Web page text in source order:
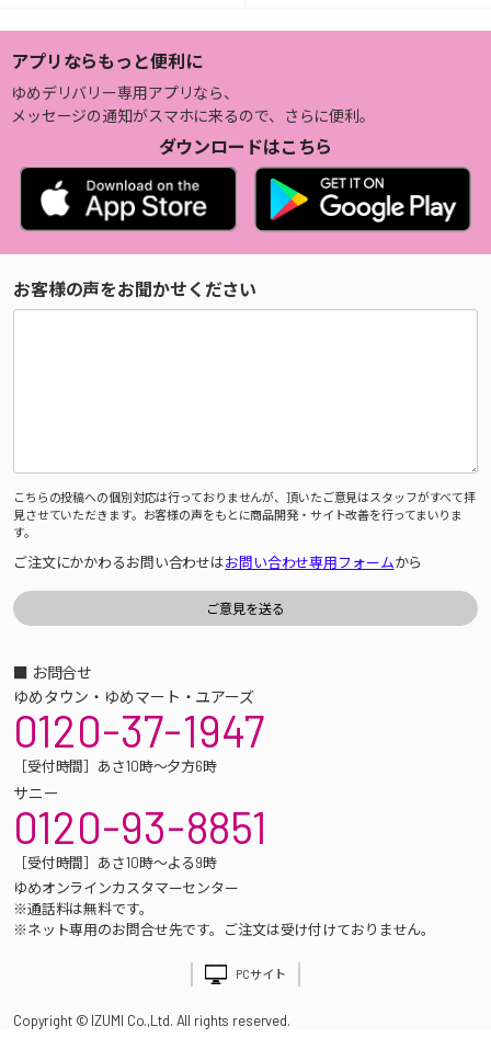
アプリならもっと便利に
ゆめデリバリー専用アプリなら、
メッセージの通知がスマホに来るので、さらに便利。
ダウンロードはこちら
お客様の声をお聞かせください
こちらの投稿への個別対応は行っておりませんが、頂いたご意見はスタッフがすべて拝
見させていただきます。お客様の声をもとに商品開発・サイト改善を行ってまいりま
す。
ご注文にかかわるお問い合わせはお問い合わせ専用フォームから
■ お問合せ
ゆめタウン・ゆめマート・ユアーズ
0120-37-1947
［受付時間］あさ10時～夕方6時
サニー
0120-93-8851
［受付時間］あさ10時～よる9時
ゆめオンラインカスタマーセンター
※通話料は無料です。
※ネット専用のお問合せ先です。ご注文は受け付けておりません。
PCサイト
Copyright © IZUMI Co.,Ltd. All rights reserved.